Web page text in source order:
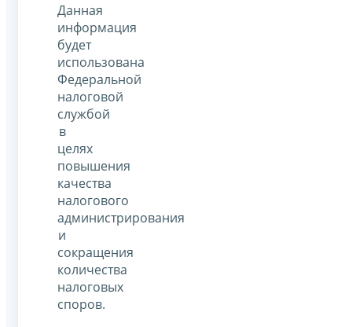
Данная
информация
будет
использована
Федеральной
налоговой
службой
в
целях
повышения
качества
налогового
администрирования
и
сокращения
количества
налоговых
споров.